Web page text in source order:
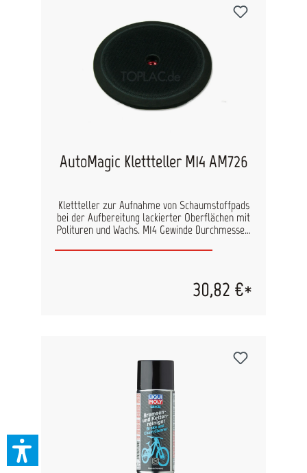
AutoMagic Klettteller M14 AM726
Klettteller zur Aufnahme von Schaumstoffpads
bei der Aufbereitung lackierter Oberflächen mit
Polituren und Wachs. M14 Gewinde Durchmesser:
30,82 €*